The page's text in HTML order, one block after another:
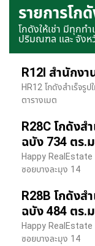
รายการโ
โกดังให้เช่า มีทุกท
ปริมณฑล และ จัง
R12I สำนักงา
HR12 โกดังสำเร็จรู
ตารางเมต
R28C โกดังส
ฉบัง 734 ตร.
Happy RealEstate
ซอยบางละมุง 14
R28B โกดังส
ฉบัง 484 ตร.
Happy RealEstate
ซอยบางละมุง 14